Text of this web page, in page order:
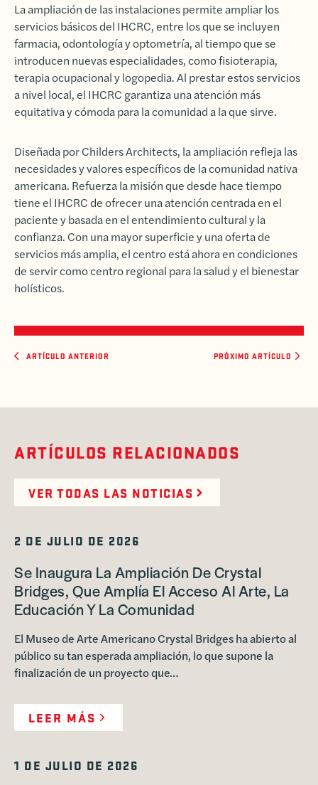
La ampliación de las instalaciones permite ampliar los
servicios básicos del IHCRC, entre los que se incluyen
farmacia, odontología y optometría, al tiempo que se
introducen nuevas especialidades, como fisioterapia,
terapia ocupacional y logopedia. Al prestar estos servicios
a nivel local, el IHCRC garantiza una atención más
equitativa y cómoda para la comunidad a la que sirve.
Diseñada porChilders Architects, la ampliación refleja las
necesidades y valores específicos de la comunidad nativa
americana. Refuerza la misión que desde hace tiempo
tiene el IHCRC de ofrecer una atención centrada en el
paciente y basada en el entendimiento cultural y la
confianza. Con una mayor superficie y una oferta de
servicios más amplia, el centro está ahora en condiciones
de servir como centro regional para la salud y el bienestar
holísticos.
ARTÍCULO ANTERIOR PRÓXIMO ARTÍCULO
ARTÍCULOS RELACIONADOS
VER TODAS LAS NOTICIAS
2 DE JULIO DE 2026
Se Inaugura La Ampliación De Crystal
Bridges, Que Amplía El Acceso Al Arte, La
Educación Y La Comunidad
El Museo de Arte Americano Crystal Bridges ha abierto al
público su tan esperada ampliación, lo que supone la
finalización de un proyecto que…
LEER MÁS
1 DE JULIO DE 2026